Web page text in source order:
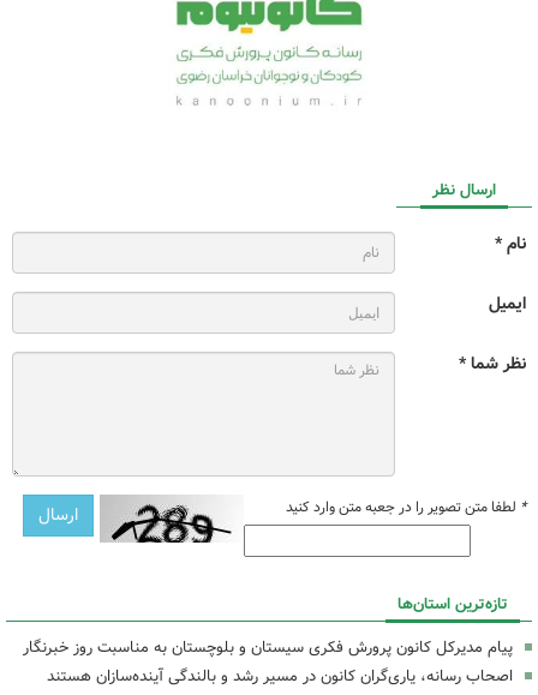
ارسال نظر
نام *
ایمیل
نظر شما *
* لطفا متن تصویر را در جعبه متن وارد کنید
تازه‌ترین استان‌ها
پیام مدیرکل کانون پرورش فکری سیستان و بلوچستان به مناسبت روز خبرنگار
اصحاب رسانه، یاری‌گران کانون در مسیر رشد و بالندگی آینده‌سازان هستند